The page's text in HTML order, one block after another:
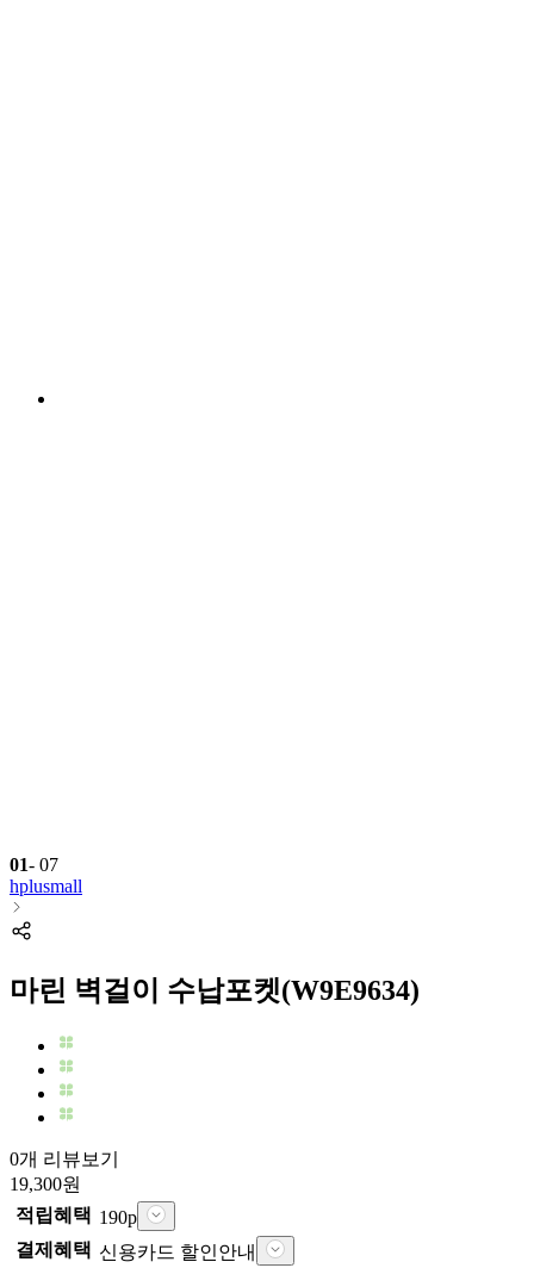
01- 07
hplusmall
마린 벽걸이 수납포켓(W9E9634)
0개 리뷰보기
19,300원
적립혜택 190p
결제혜택 신용카드 할인안내